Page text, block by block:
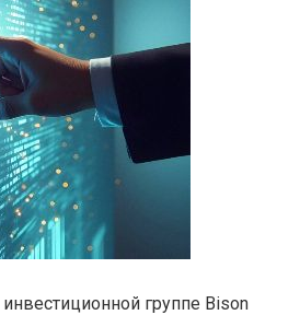
группе Bison